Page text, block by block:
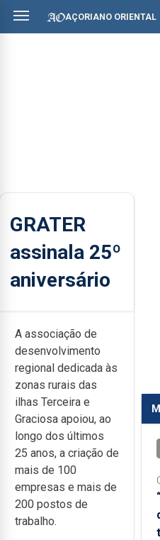
AÇORIANO ORIENTAL
GRATER
assinala 25º
aniversário
A associação de
desenvolvimento
regional dedicada às
zonas rurais das
ilhas Terceira e
Graciosa apoiou, ao
longo dos últimos
25 anos, a criação de
mais de 100
empresas e mais de
200 postos de
trabalho.